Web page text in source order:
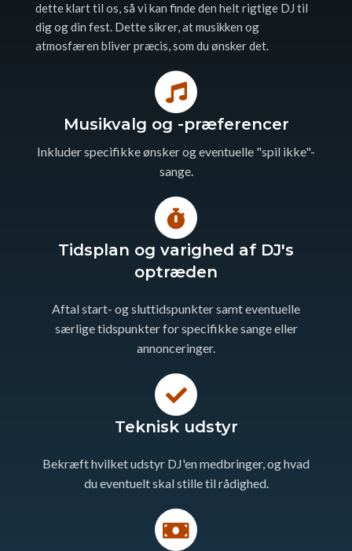
dette klart til os, så vi kan finde den helt rigtige DJ til
dig og din fest. Dette sikrer, at musikken og
atmosfæren bliver præcis, som du ønsker det.
Musikvalg og -præferencer
Inkluder specifikke ønsker og eventuelle "spil ikke"-
sange.
Tidsplan og varighed af DJ's
optræden
Aftal start- og sluttidspunkter samt eventuelle
særlige tidspunkter for specifikke sange eller
annonceringer.
Teknisk udstyr
Bekræft hvilket udstyr DJ'en medbringer, og hvad
du eventuelt skal stille til rådighed.